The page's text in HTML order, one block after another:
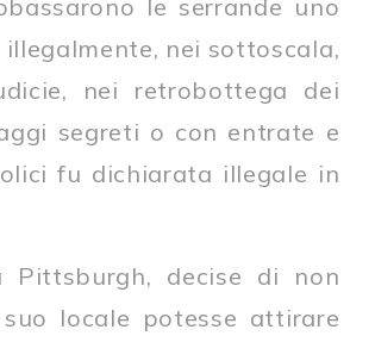
le serrande uno
nei sottoscala,
nei retrobottega dei
segreti o con entrate e
fu dichiarata illegale in
decise di non
locale potesse attirare